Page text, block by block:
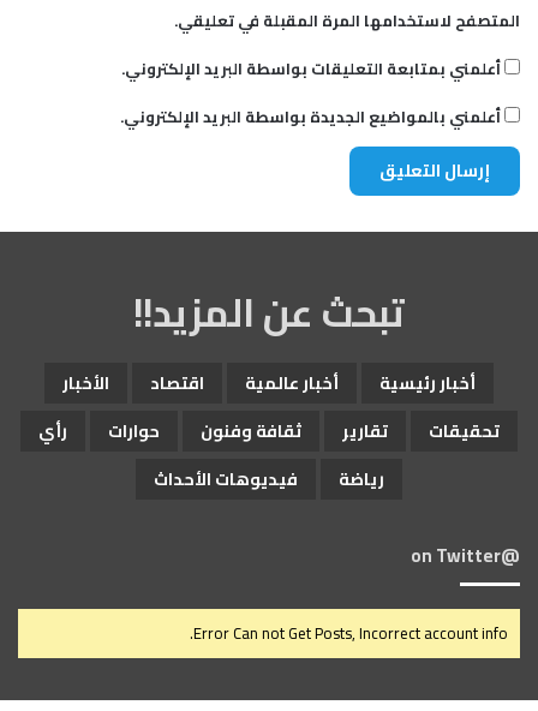
المتصفح لاستخدامها المرة المقبلة في تعليقي.
أعلمني بمتابعة التعليقات بواسطة البريد الإلكتروني.
أعلمني بالمواضيع الجديدة بواسطة البريد الإلكتروني.
تبحث عن المزيد!!
أخبار رئيسية أخبار عالمية اقتصاد
الأخبار
تحقيقات
تقارير ثقافة وفنون حوارات
رأي
رياضة
فيديوهات الأحداث
@on Twitter
Error Can not Get Posts, Incorrect account info.